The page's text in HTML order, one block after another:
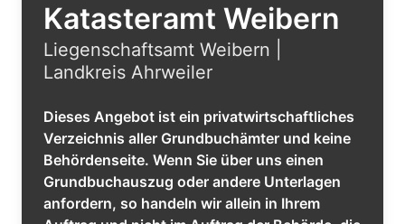
Katasteramt Weibern
Liegenschaftsamt Weibern |
Landkreis Ahrweiler
Dieses Angebot ist ein privatwirtschaftliches
Verzeichnis aller Grundbuchämter und keine
Behördenseite. Wenn Sie über uns einen
Grundbuchauszug oder andere Unterlagen
anfordern, so handeln wir allein in Ihrem